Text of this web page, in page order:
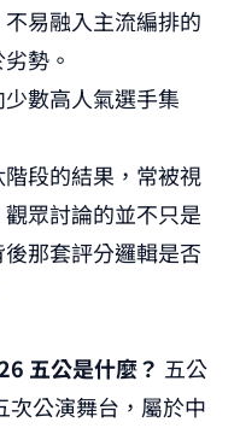
易融入主流編排的
勢。
數高人氣選手集
段的結果，常被視
眾討論的並不只是
後那套評分邏輯是否
五公是什麼？ 五公
次公演舞台，屬於中